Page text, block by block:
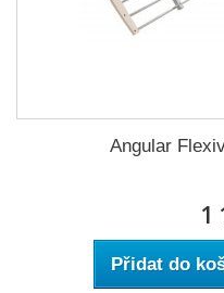
Angular
1
Přidat do